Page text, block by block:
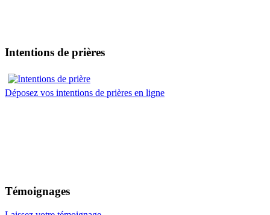
Intentions de prières
Déposez vos intentions de prières en ligne
Témoignages